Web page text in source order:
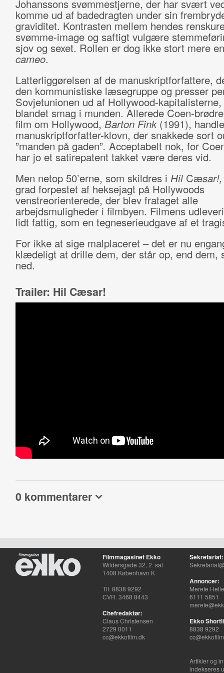
Johanssons svømmestjerne, der har svært
komme ud af badedragten under sin
graviditet. Kontrasten mellem hendes
svømme-image og saftigt vulgære
sjov og sexet. Rollen er dog ikke stort mere
cameo.
Latterliggørelsen af de manuskriptforfattere,
den kommunistiske læsegruppe og presser
Sovjetunionen ud af Hollywood-
blandet smag i munden. Allerede Coen-
film om Hollywood, Barton Fink (1991),
manuskriptforfatter-klovn, der snakkede sort
”manden på gaden”. Acceptabelt nok, for
har jo et satirepatent takket være deres vid.
Men netop 50’erne, som skildres i Hil Cæ
grad forpestet af heksejagt på Hollywoods
venstreorienterede, der blev frataget alle
arbejdsmuligheder i filmbyen. Filmens
lidt fattig, som en tegneserieudgave af et
For ikke at sige malplaceret – det er nu
klædeligt at drille dem, der står op, end dem,
ned.
Trailer: Hil Cæsar!
0 kommentarer
Filmmagasinet Ekko
Wildersgade 32, 2. sal
1408 København K
Tlf. 8838 9292
CVR. 3468 8443
Chefredaktør:
Claus Christensen
2729 0011
cc@ekkofilm.dk
Sekretariat:
Annoncer:
Merete
6111 5851
Ekko
8838 9292
Artikler og
indekseres